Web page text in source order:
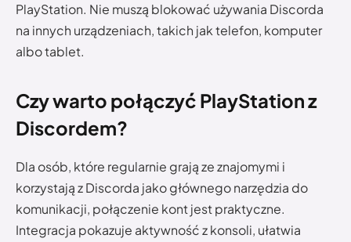
PlayStation. Nie muszą blokować używania Discorda
na innych urządzeniach, takich jak telefon, komputer
albo tablet.
Czy warto połączyć PlayStation z
Discordem?
Dla osób, które regularnie grają ze znajomymi i
korzystają z Discorda jako głównego narzędzia do
komunikacji, połączenie kont jest praktyczne.
Integracja pokazuje aktywność z konsoli, ułatwia